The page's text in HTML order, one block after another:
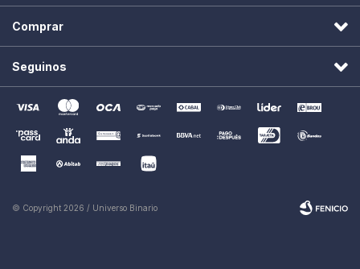
Comprar
Seguinos
© Copyright 2026 / Universo Binario